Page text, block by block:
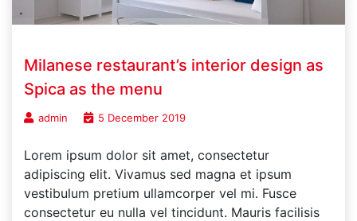
Milanese restaurant’s interior design as
Spica as the menu
admin 5 December 2019
Lorem ipsum dolor sit amet, consectetur
adipiscing elit. Vivamus sed magna et ipsum
vestibulum pretium ullamcorper vel mi. Fusce
consectetur eu nulla vel tincidunt. Mauris facilisis